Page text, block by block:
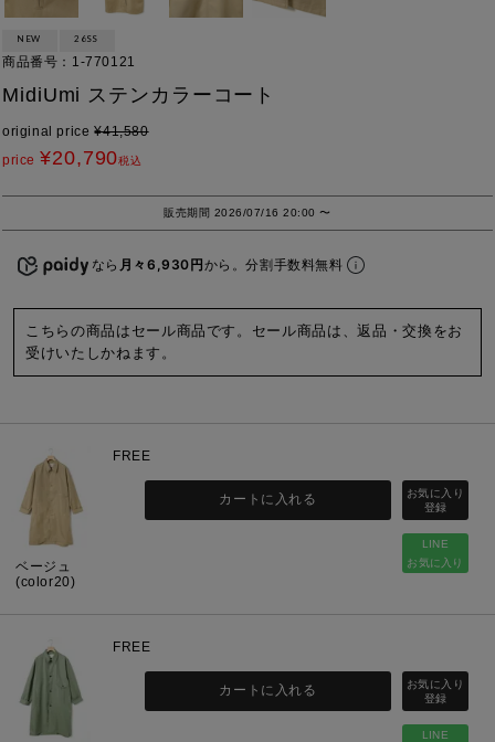
NEW 26SS
商品番号 1-770121
MidiUmi ステンカラーコート
original price ¥41,580
price ¥20,790税込
販売期間 2026/07/16 20:00〜
なら 月々6,930円から。分割手数料無料
こちらの商品はセール商品です。セール商品は、返品・交換をお
受けいたしかねます。
ベージュ
(color20)
FREE
LINE
お気に入り
カートに入れる
FREE
LINE
カートに入れる